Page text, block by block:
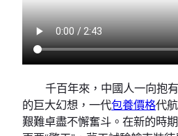
千百年來， 中國人一向抱
的巨大幻想， 一代包養價格代
艱難卓盡不懈奮斗。 在新的時期